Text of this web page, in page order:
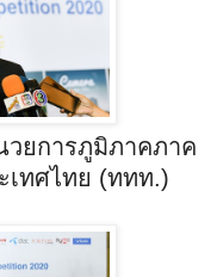
ยการภูมิภาคภาค
เทศไทย (ททท.)